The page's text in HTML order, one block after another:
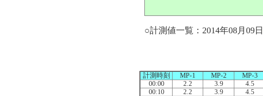
○計測値一覧：2014年08月09日
計測時刻
MP-1 MP-2 MP-3
00:00
2.2 3.9 4.5
00:10
2.2 3.9 4.5